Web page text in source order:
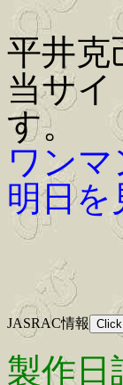
平井克
当サ
す。
ワン
明日を
JASRAC情報
製作日